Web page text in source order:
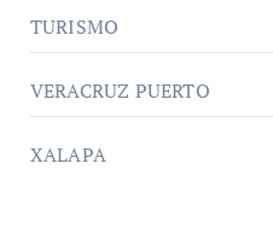
TURISMO
VERACRUZ PUERTO
XALAPA